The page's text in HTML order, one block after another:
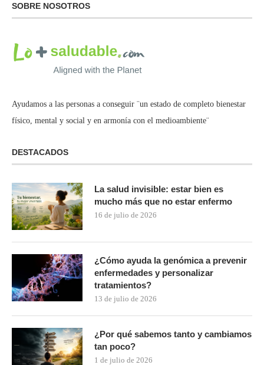
SOBRE NOSOTROS
Ayudamos a las personas a conseguir ¨un estado de completo bienestar
físico, mental y social y en armonía con el medioambiente¨
DESTACADOS
La salud invisible: estar bien es
mucho más que no estar enfermo
16 de julio de 2026
¿Cómo ayuda la genómica a prevenir
enfermedades y personalizar
tratamientos?
13 de julio de 2026
¿Por qué sabemos tanto y cambiamos
tan poco?
1 de julio de 2026